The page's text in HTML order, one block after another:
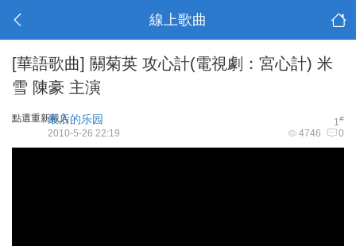
線上歌曲
[華語歌曲] 關菊英 攻心計(電視劇：宮心計) 米
雪 陳豪 主演
點選重新載入 1#
最后的乐园
4746 0
2010-5-26 22:19